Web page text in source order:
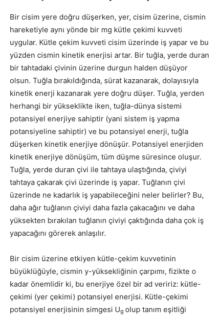
Bir cisim yere doğru düşerken, yer, cisim üzerine, cismin
hareketiyle aynı yönde bir mg kütle çekimi kuvveti
uygular. Kütle çekim kuvveti cisim üzerinde iş yapar ve bu
yüzden cismin kinetik enerjisi artar. Bir tuğla, yerde duran
bir tahtadaki çivinin üzerine durgun halden düşüyor
olsun. Tuğla bırakıldığında, sürat kazanarak, dolayısıyla
kinetik enerji kazanarak yere doğru düşer. Tuğla, yerden
herhangi bir yükseklikte iken, tuğla-dünya sistemi
potansiyel enerjiye sahiptir (yani sistem iş yapma
potansiyeline sahiptir) ve bu potansiyel enerji, tuğla
düşerken kinetik enerjiye dönüşür. Potansiyel enerjiden
kinetik enerjiye dönüşüm, tüm düşme süresince oluşur.
Tuğla, yerde duran çivi ile tahtaya ulaştığında, çiviyi
tahtaya çakarak çivi üzerinde iş yapar. Tuğlanın çivi
üzerinde ne kadarlık iş yapabileceğini neler belirler? Bu,
daha ağır tuğlanın çiviyi daha fazla çakacağını ve daha
yüksekten bırakılan tuğlanın çiviyi çaktığında daha çok iş
yapacağını görerek anlaşılır.
Bir cisim üzerine etkiyen kütle-çekim kuvvetinin
büyüklüğüyle, cismin y-yüksekliğinin çarpımı, fizikte o
kadar önemlidir ki, bu enerjiye özel bir ad veririz: kütle-
çekimi (yer çekimi) potansiyel enerjisi. Kütle-çekimi
potansiyel enerjisinin simgesi Ug olup tanım eşitliği